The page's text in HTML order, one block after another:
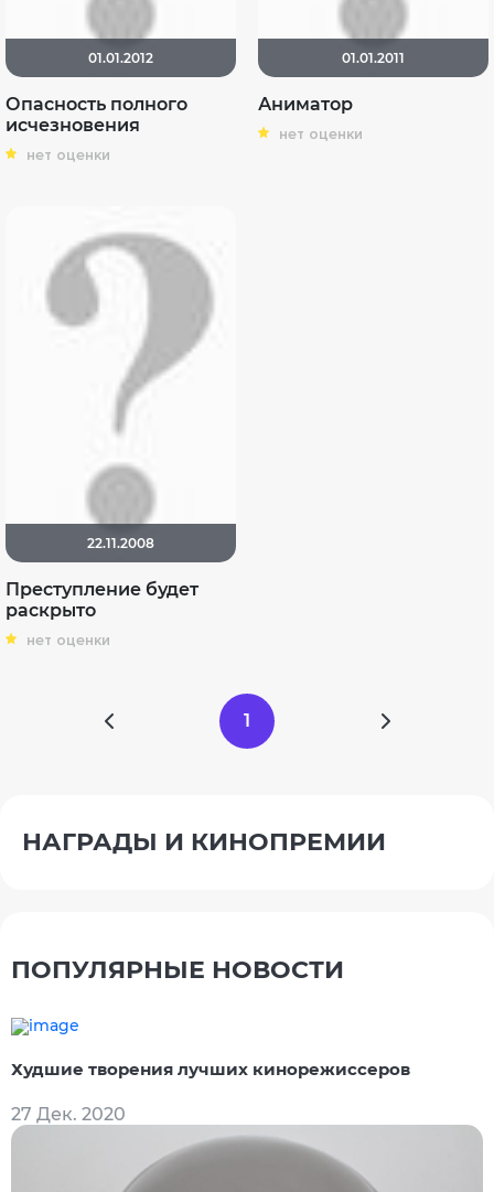
01.01.2012
Опасность полного
исчезновения
нет оценки
01.01.2011
Аниматор
нет оценки
22.11.2008
Преступление будет
раскрыто
нет оценки
1
НАГРАДЫ И КИНОПРЕМИИ
ПОПУЛЯРНЫЕ НОВОСТИ
Худшие творения лучших кинорежиссеров
27 Дек. 2020